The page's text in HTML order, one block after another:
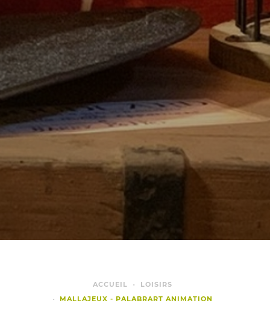
ACCUEIL
LOISIRS
MALLAJEUX - PALABRART ANIMATION